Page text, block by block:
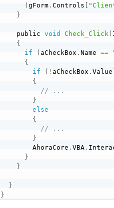
(gForm .Controls [
}
    public
void Check_Click (
{
if
( aCheckBox .Name ==
{
if
( ! aCheckBox .Value
{
// ...
}
else
{
// ...
}
        AhoraCore
.VBA .
}
}
}
}